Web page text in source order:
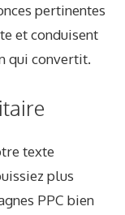
pertinentes
et conduisent
qui convertit.
texte
plus
PPC bien